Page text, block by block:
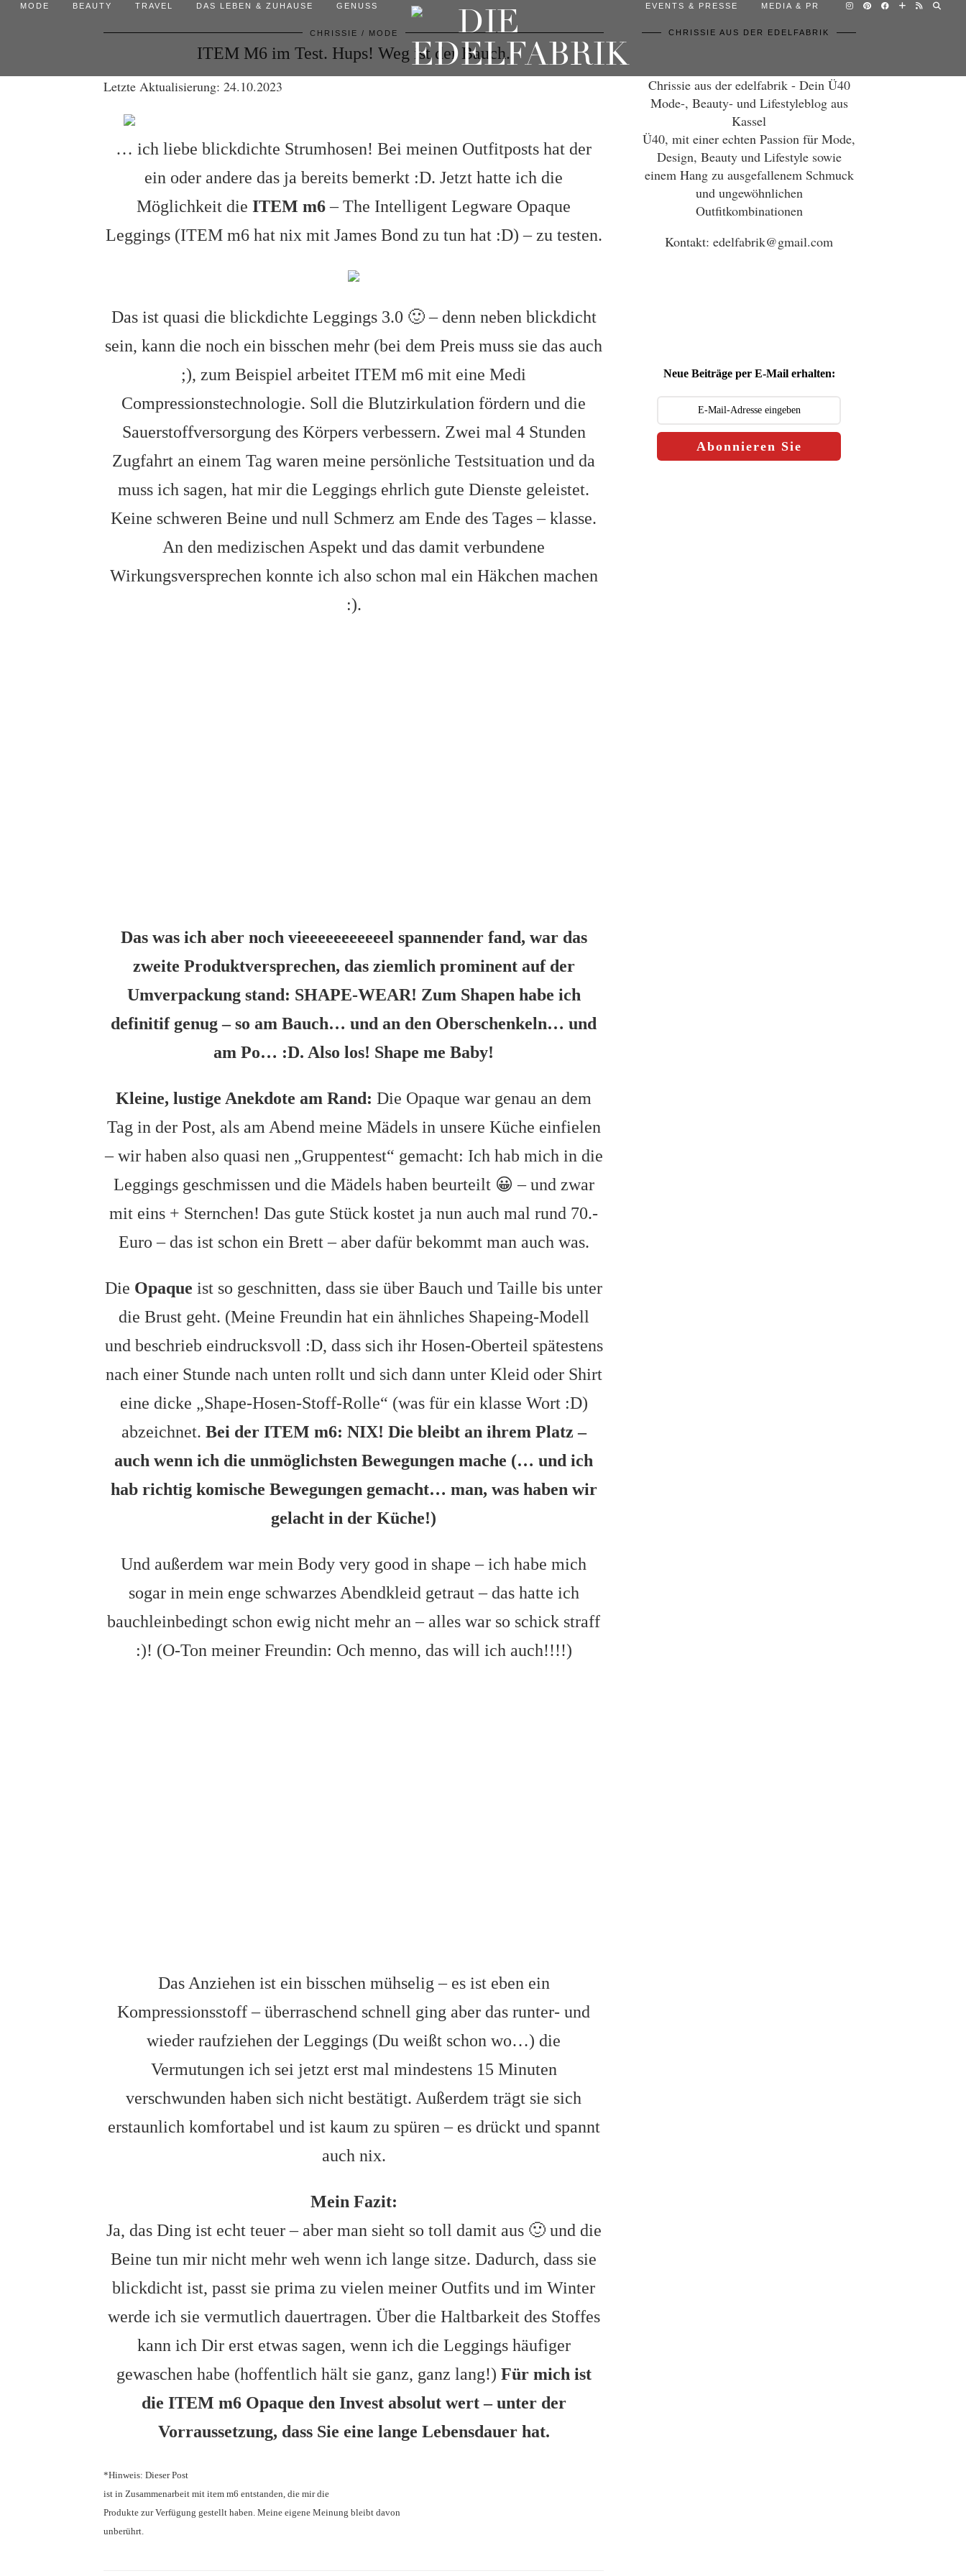
MODE BEAUTY TRAVEL DAS LEBEN & ZUHAUSE GENUSS EVENTS & PRESSE MEDIA & PR
CHRISSIE MODE
ITEM M6 im Test. Hups! Weg ist der Bauch.
Letzte Aktualisierung: 24.10.2023
… ich liebe blickdichte Strumhosen! Bei meinen Outfitposts hat der
ein oder andere das ja bereits bemerkt :D. Jetzt hatte ich die
Möglichkeit die ITEM m6– The Intelligent Legware Opaque
Leggings (ITEM m6 hat nix mit James Bond zu tun hat :D) – zu testen.
Das ist quasi die blickdichte Leggings 3.0 🙂 – denn neben blickdicht
sein, kann die noch ein bisschen mehr (bei dem Preis muss sie das auch
;), zum Beispiel arbeitet ITEM m6 mit eine Medi
Compressionstechnologie. Soll die Blutzirkulation fördern und die
Sauerstoffversorgung des Körpers verbessern. Zwei mal 4 Stunden
Zugfahrt an einem Tag waren meine persönliche Testsituation und da
muss ich sagen, hat mir die Leggings ehrlich gute Dienste geleistet.
Keine schweren Beine und null Schmerz am Ende des Tages – klasse.
An den medizischen Aspekt und das damit verbundene
Wirkungsversprechen konnte ich also schon mal ein Häkchen machen
:).
Das was ich aber noch vieeeeeeeeeeel spannender fand, war das
zweite Produktversprechen, das ziemlich prominent auf der
Umverpackung stand: SHAPE-WEAR! Zum Shapen habe ich
definitif genug – so am Bauch… und an den Oberschenkeln… und
am Po… :D. Also los! Shape me Baby!
Kleine, lustige Anekdote am Rand: Die Opaque war genau an dem
Tag in der Post, als am Abend meine Mädels in unsere Küche einfielen
– wir haben also quasi nen „Gruppentest“ gemacht: Ich hab mich in die
Leggings geschmissen und die Mädels haben beurteilt 😀 – und zwar
mit eins + Sternchen! Das gute Stück kostet ja nun auch mal rund 70.-
Euro – das ist schon ein Brett – aber dafür bekommt man auch was.
Die Opaque ist so geschnitten, dass sie über Bauch und Taille bis unter
die Brust geht. (Meine Freundin hat ein ähnliches Shapeing-Modell
und beschrieb eindrucksvoll :D, dass sich ihr Hosen-Oberteil spätestens
nach einer Stunde nach unten rollt und sich dann unter Kleid oder Shirt
eine dicke „Shape-Hosen-Stoff-Rolle“ (was für ein klasse Wort :D)
abzeichnet. Bei der ITEM m6: NIX! Die bleibt an ihrem Platz –
auch wenn ich die unmöglichsten Bewegungen mache (… und ich
hab richtig komische Bewegungen gemacht… man, was haben wir
gelacht in der Küche!)
Und außerdem war mein Body very good in shape – ich habe mich
sogar in mein enge schwarzes Abendkleid getraut – das hatte ich
bauchleinbedingt schon ewig nicht mehr an – alles war so schick straff
:)! (O-Ton meiner Freundin: Och menno, das will ich auch!!!!)
Das Anziehen ist ein bisschen mühselig – es ist eben ein
Kompressionsstoff – überraschend schnell ging aber das runter- und
wieder raufziehen der Leggings (Du weißt schon wo…) die
Vermutungen ich sei jetzt erst mal mindestens 15 Minuten
verschwunden haben sich nicht bestätigt. Außerdem trägt sie sich
erstaunlich komfortabel und ist kaum zu spüren – es drückt und spannt
auch nix.
Mein Fazit:
Ja, das Ding ist echt teuer – aber man sieht so toll damit aus 🙂 und die
Beine tun mir nicht mehr weh wenn ich lange sitze. Dadurch, dass sie
blickdicht ist, passt sie prima zu vielen meiner Outfits und im Winter
werde ich sie vermutlich dauertragen. Über die Haltbarkeit des Stoffes
kann ich Dir erst etwas sagen, wenn ich die Leggings häufiger
gewaschen habe (hoffentlich hält sie ganz, ganz lang!) Für mich ist
die ITEM m6 Opaque den Invest absolut wert – unter der
Vorraussetzung, dass Sie eine lange Lebensdauer hat.
*Hinweis: Dieser Post
ist in Zusammenarbeit mit item m6 entstanden, die mir die
Produkte zur Verfügung gestellt haben. Meine eigene Meinung bleibt davon
unberührt.
CHRISSIE AUS DER EDELFABRIK
Chrissie aus der edelfabrik - Dein Ü40
Mode-, Beauty- und Lifestyleblog aus
Kassel
Ü40, mit einer echten Passion für Mode,
Design, Beauty und Lifestyle sowie
einem Hang zu ausgefallenem Schmuck
und ungewöhnlichen
Outfitkombinationen
Kontakt: edelfabrik@gmail.com
Neue Beiträge per E-Mail erhalten:
Abonnieren Sie